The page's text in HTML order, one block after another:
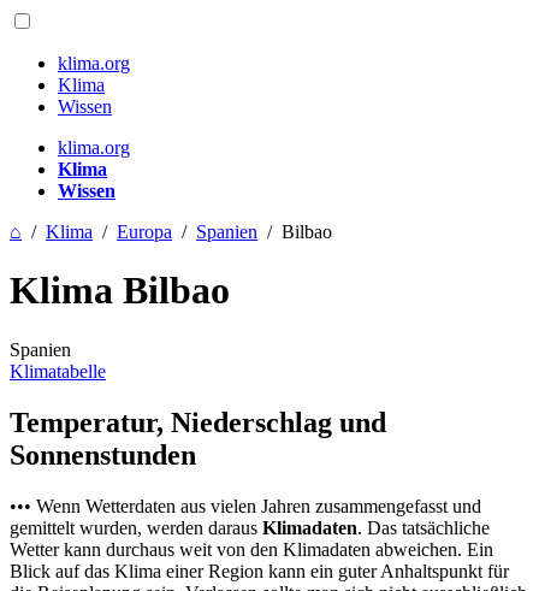
klima.org
Klima
Wissen
klima.org
Klima
Wissen
⌂ / Klima / Europa / Spanien / Bilbao
Klima Bilbao
Spanien
Klimatabelle
Temperatur, Niederschlag und
Sonnenstunden
••• Wenn Wetterdaten aus vielen Jahren zusammengefasst und
gemittelt wurden, werden daraus Klimadaten. Das tatsächliche
Wetter kann durchaus weit von den Klimadaten abweichen. Ein
Blick auf das Klima einer Region kann ein guter Anhaltspunkt für